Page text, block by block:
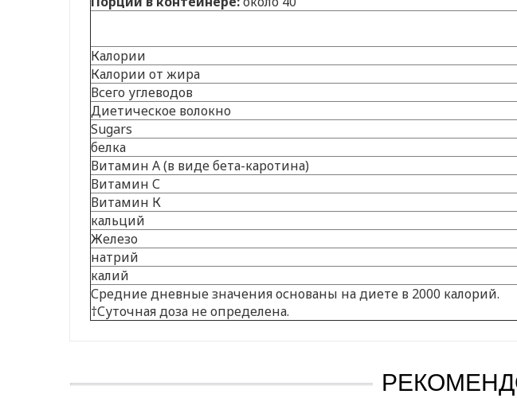
Калории
Калории от жира
Всего углеводов
Диетическое волокно
Sugars
белка
Витамин А (в виде бета-каротина)
Витамин С
Витамин К
кальций
Железо
натрий
калий
Средние дневные значения основаны на диете в 2000 калорий.
†Суточная доза не определена.